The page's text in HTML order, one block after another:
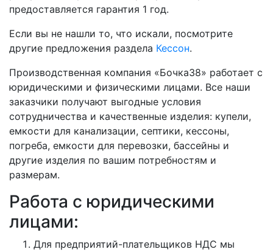
предоставляется гарантия 1 год.
Если вы не нашли то, что искали, посмотрите
другие предложения раздела Кессон.
Производственная компания «Бочка38» работает с
юридическими и физическими лицами. Все наши
заказчики получают выгодные условия
сотрудничества и качественные изделия: купели,
емкости для канализации, септики, кессоны,
погреба, емкости для перевозки, бассейны и
другие изделия по вашим потребностям и
размерам.
Работа с юридическими
лицами:
Для предприятий-плательщиков НДС мы